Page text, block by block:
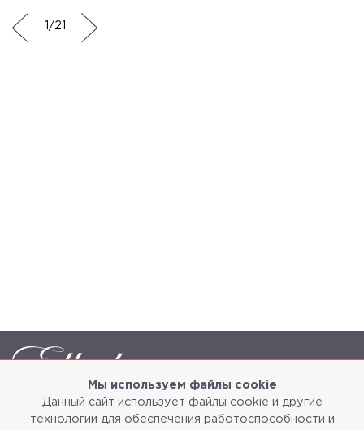
Мы используем файлы cookie
Данный сайт использует файлы cookie и другие
технологии для обеспечения работоспособности и
/21
Каталог О компании